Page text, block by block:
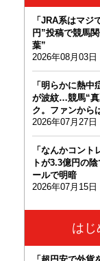
「JRA系はマ
円”投稿で競馬
葉”
2026年08月03日
「明らかに熱
が波紋…競馬“真
ク。ファンから
2026年07月27日
「なんかコン
トが3.3億円の
ールで明暗
2026年07月15日
はじ